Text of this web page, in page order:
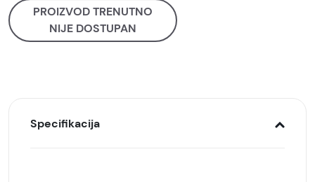
PROIZVOD TRENUTNO
NIJE DOSTUPAN
Specifikacija